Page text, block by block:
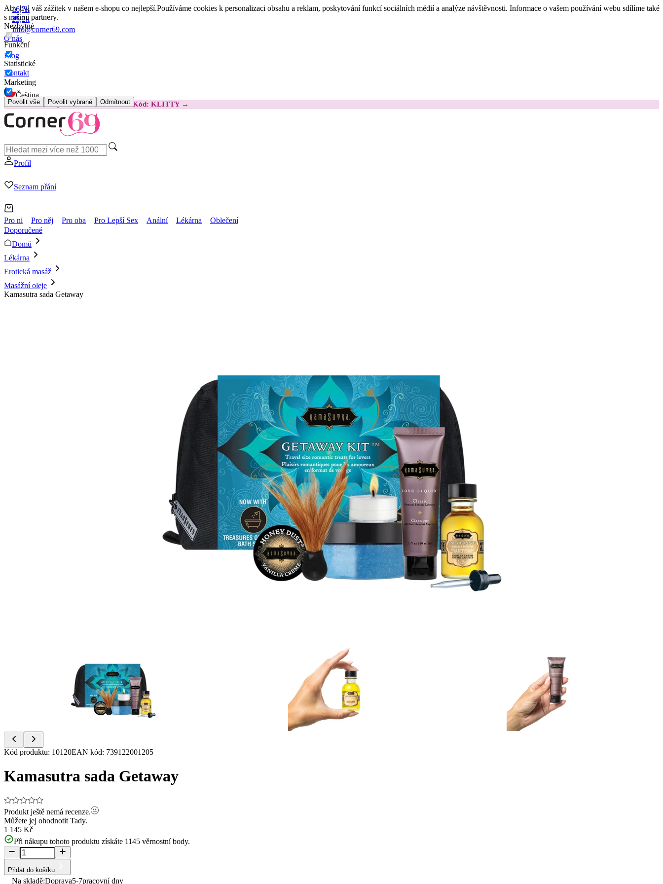
Aby byl váš zážitek v našem e-shopu co nejlepší.Používáme cookies k personalizaci obsahu a reklam, poskytování funkcí sociálních médií a analýze návštěvnosti. Informace o vašem používání webu sdílíme také
s našimi partnery.
Nezbytné
Funkční
Statistické
Marketing
Povolit vše Povolit vybrané Odmítnout
16,7k
25,2k
info@corner69.com
O nás
Blog
Kontakt
Čeština
😽Svakom Klitty: O 380 Kč LEVNĚJI Kód: KLITTY →
Profil
Seznam přání
Pro ni Pro něj Pro oba Pro Lepší Sex Anální Lékárna
Oblečení
Doporučené
Domů
Lékárna
Erotická masáž
Masážní oleje
Kamasutra sada Getaway
Item
of
Kód produktu: 10120EAN kód: 739122001205
Kamasutra sada Getaway
Produkt ještě nemá recenze.
Můžete jej ohodnotit Tady.
1 145 Kč
Při nákupu tohoto produktu získáte 1145 věrnostní body.
Přidat do košíku
Na skladě:Doprava5-7pracovní dny